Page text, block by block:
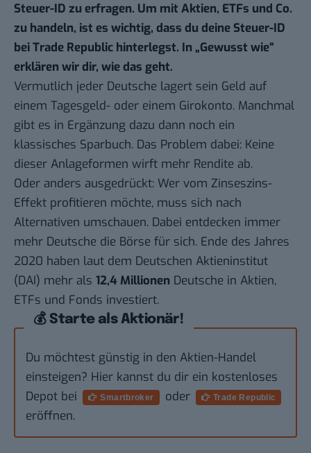
Steuer-ID zu erfragen. Um mit Aktien, ETFs und Co.
zu handeln, ist es wichtig, dass du deine Steuer-ID
bei Trade Republic hinterlegst. In „Gewusst wie“
erklären wir dir, wie das geht.
Vermutlich jeder Deutsche lagert sein Geld auf
einem Tagesgeld- oder einem Girokonto. Manchmal
gibt es in Ergänzung dazu dann noch ein
klassisches Sparbuch. Das Problem dabei: Keine
dieser Anlageformen wirft mehr Rendite ab.
Oder anders ausgedrückt: Wer vom Zinseszins-
Effekt profitieren möchte, muss sich nach
Alternativen umschauen. Dabei entdecken immer
mehr Deutsche die Börse für sich. Ende des Jahres
2020 haben laut dem Deutschen Aktieninstitut
(DAI) mehr als 12,4 Millionen Deutsche in Aktien,
ETFs und Fonds investiert.
💰 Starte als Aktionär!
Du möchtest günstig in den Aktien-Handel
einsteigen? Hier kannst du dir ein kostenloses
Depot bei
Smartbroker oder Trade Republic
eröffnen.